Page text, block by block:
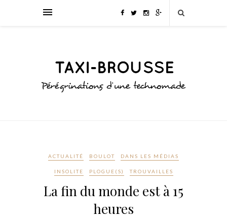
ACTUALITÉ BOULOT DANS LES MÉDIAS
INSOLITE PLOGUE(S) TROUVAILLES
La fin du monde est à 15
heures